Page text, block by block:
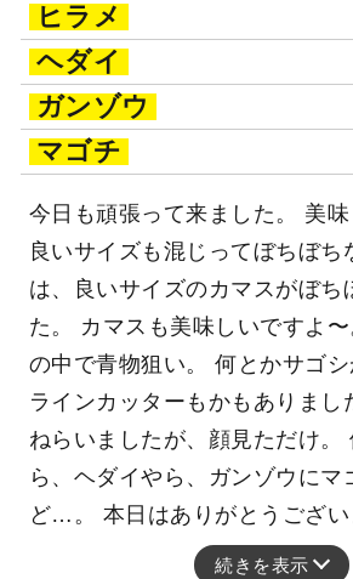
ヒラメ
ヘダイ
ガンゾウ
マゴチ
今日も頑張って来ました。 美
良いサイズも混じってぼちぼち
は、良いサイズのカマスがぼち
た。 カマスも美味しいですよ
の中で青物狙い。 何とかサゴ
ラインカッターもかもありまし
ねらいましたが、顔見ただけ。
ら、ヘダイやら、ガンゾウにマ
ど…。 本日はありがとうござ
続きを表示